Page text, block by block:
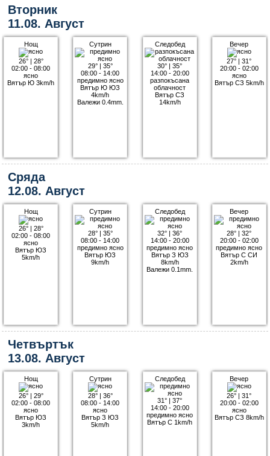
Вторник
11.08. Август
Нощ
26°| 28°
02:00 - 08:00
ясно
Вятър Ю 3km/h
Сутрин
29°| 35°
08:00 - 14:00
предимно ясно
Вятър Ю ЮЗ
4km/h
Валежи 0.4mm.
Следобед
30° |35°
14:00 - 20:00
разпокъсана
облачност
Вятър СЗ
14km/h
Вечер
27° |31°
20:00 - 02:00
ясно
Вятър СЗ 5km/h
Сряда
12.08. Август
Нощ
26°| 28°
02:00 - 08:00
ясно
Вятър ЮЗ
5km/h
Сутрин
28°| 35°
08:00 - 14:00
предимно ясно
Вятър ЮЗ
9km/h
Следобед
32° |36°
14:00 - 20:00
предимно ясно
Вятър З ЮЗ
8km/h
Валежи 0.1mm.
Вечер
28° |32°
20:00 - 02:00
предимно ясно
Вятър С СИ
2km/h
Четвъртък
13.08. Август
Нощ
26°| 29°
02:00 - 08:00
ясно
Вятър ЮЗ
3km/h
Сутрин
28°| 36°
08:00 - 14:00
ясно
Вятър З ЮЗ
5km/h
Следобед
31° |37°
14:00 - 20:00
предимно ясно
Вятър С 1km/h
Вечер
26° |31°
20:00 - 02:00
ясно
Вятър СЗ 8km/h